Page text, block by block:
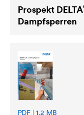
Prospekt DELTA
Dampfsperren
PDF | 1.2 MB